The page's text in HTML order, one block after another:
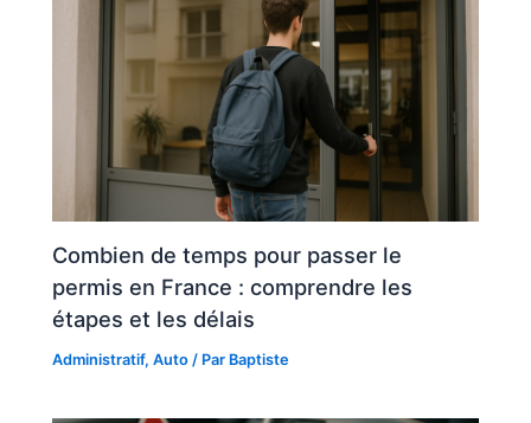
Combien de temps pour passer le
permis en France : comprendre les
étapes et les délais
Administratif,Auto / Par Baptiste